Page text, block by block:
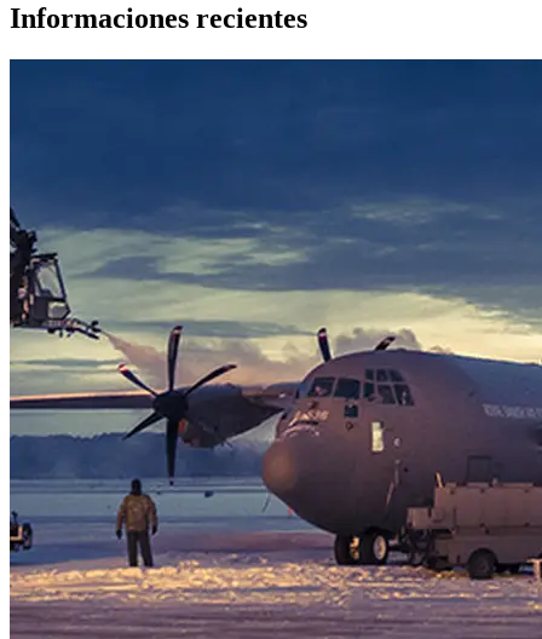
Informaciones recientes